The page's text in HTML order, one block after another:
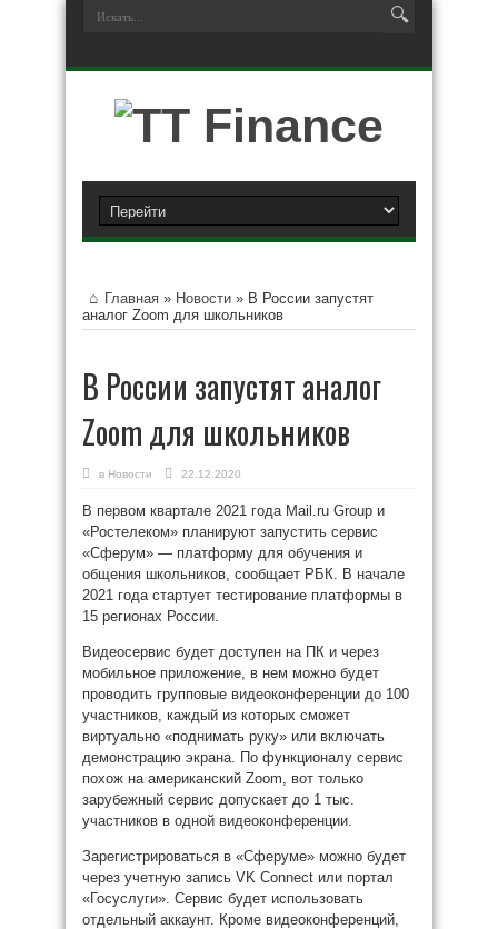
Главная » Новости » В России запустят
аналог Zoom для школьников
В России запустят аналог
Zoom для школьников
в Новости 22.12.2020
В первом квартале 2021 года Mail.ru Group и
«Ростелеком» планируют запустить сервис
«Сферум» — платформу для обучения и
общения школьников, сообщает РБК. В начале
2021 года стартует тестирование платформы в
15 регионах России.
Видеосервис будет доступен на ПК и через
мобильное приложение, в нем можно будет
проводить групповые видеоконференции до 100
участников, каждый из которых сможет
виртуально «поднимать руку» или включать
демонстрацию экрана. По функционалу сервис
похож на американский Zoom, вот только
зарубежный сервис допускает до 1 тыс.
участников в одной видеоконференции.
Зарегистрироваться в «Сферуме» можно будет
через учетную запись VK Connect или портал
«Госуслуги». Сервис будет использовать
отдельный аккаунт. Кроме видеоконференций,